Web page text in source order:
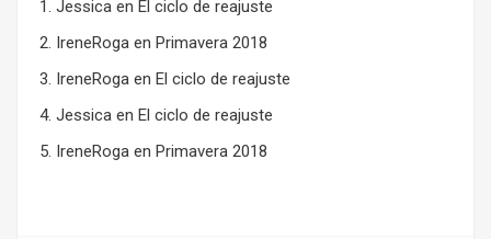
Jessica en El ciclo de reajuste
IreneRoga en Primavera 2018
IreneRoga en El ciclo de reajuste
Jessica en El ciclo de reajuste
IreneRoga en Primavera 2018